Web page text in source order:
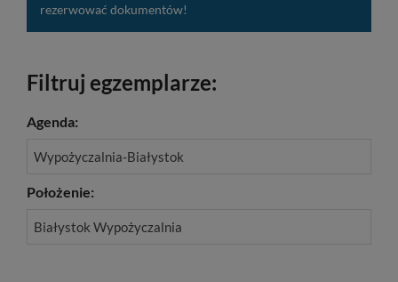
rezerwować dokumentów!
Filtruj egzemplarze:
Agenda:
Wypożyczalnia-Białystok
Położenie:
Białystok Wypożyczalnia